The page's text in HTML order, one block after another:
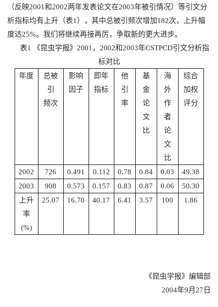
（反映2001和2002两年发表论文在2003年被引情况）等引文分
析指标均有上升（表1 ），其中总被引频次增加182次，上升幅
度达25%。我们将继续再接再厉，争取新的更大进步。
表1 《昆虫学报》 2001 ， 2002和2003年CSTPCD引文分析指
标对比
年度
总被
引
频次
影响
因子
即年
指标
他
引
率
基
金
论
文
比
海
外
作
者
论
文
比
综合
加权
评分
2002 726 0.491 0.112 0.78 0.84 0.03
49.38
2003
908 0.573 0.157 0.83 0.87 0.06
50.30
上升
率
(%)
25.07 16.70 40.17 6.41 3.57 100 1.86
《昆虫学报》编辑部
2004年9月 27 日